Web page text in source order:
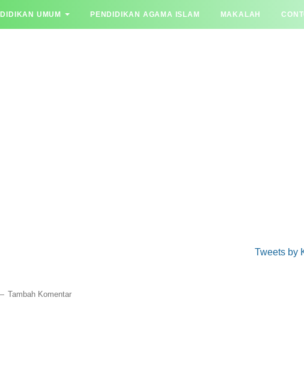
UMUM PENDIDIKAN AGAMA ISLAM MAKALAH
Tambah Komentar
Tweets by